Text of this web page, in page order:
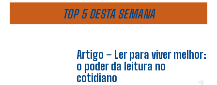
TOP 5 DESTA SEMANA
Artigo – Ler para viver melhor:
o poder da leitura no
cotidiano